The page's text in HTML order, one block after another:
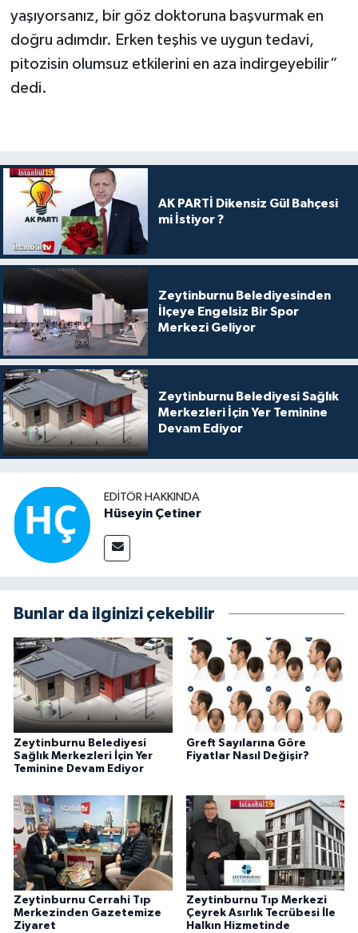
yaşıyorsanız, bir göz doktoruna başvurmak en
doğru adımdır. Erken teşhis ve uygun tedavi,
pitozisin olumsuz etkilerini en aza indirgeyebilir”
dedi.
AK PARTİ Dikensiz Gül Bahçesi
mi İstiyor ?
Zeytinburnu Belediyesinden
İlçeye Engelsiz Bir Spor
Merkezi Geliyor
Zeytinburnu Belediyesi Sağlık
Merkezleri İçin Yer Teminine
Devam Ediyor
EDITÖR HAKKINDA
Hüseyin Çetiner
Bunlar da ilginizi çekebilir
Zeytinburnu Belediyesi
Sağlık Merkezleri İçin Yer
Teminine Devam Ediyor
Greft Sayılarına Göre
Fiyatlar Nasıl Değişir?
Zeytinburnu Cerrahi Tıp
Merkezinden Gazetemize
Ziyaret
Zeytinburnu Tıp Merkezi
Çeyrek Asırlık Tecrübesi İle
Halkın Hizmetinde